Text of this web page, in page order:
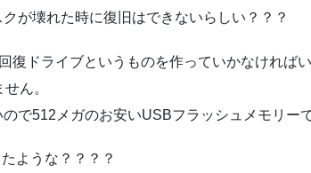
が壊れた時に復旧はできないらしい？？？
復ドライブというものを作っていかなければい
ん。
で512メガのお安いUSBフラッシュメモリー
ような？？？？